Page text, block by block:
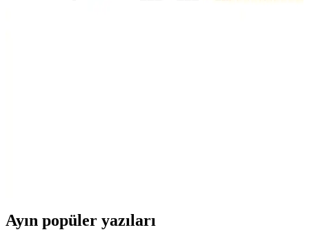
Ayın popüler yazıları